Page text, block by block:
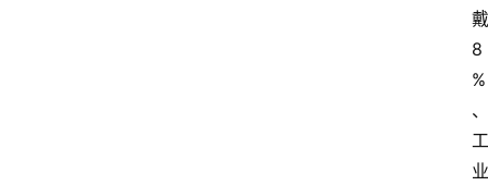
戴
8
%
、
工
业